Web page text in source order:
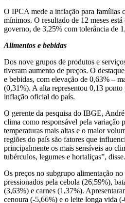
O IPCA mede a inflação para famílias
mínimos. O resultado de 12 meses
governo, de 3,25% com tolerância de
Alimentos e bebidas
Dos nove grupos de produtos e
tiveram aumento de preços. O
e bebidas, com elevação de 0,63% –
(0,31%). A alta representou 0,13
inflação oficial do país.
O gerente da pesquisa do IBGE,
clima como responsável pela variação
temperaturas mais altas e o maior
regiões do país são fatores que
principalmente os mais sensíveis ao
tubérculos, legumes e hortaliças”, disse.
Os preços no subgrupo alimentação
pressionados pela cebola (26,59%),
(3,63%) e carnes (1,37%).
cenoura (-5,66%) e o leite longa vida